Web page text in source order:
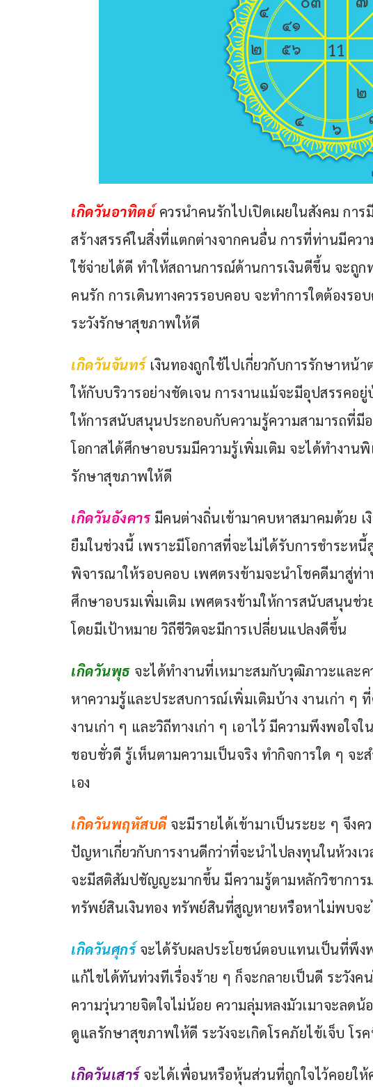
เกิดวันอาทิตย์ ควรนำคนรักไปเปิดเผยในสังคม กา
สร้างสรรค์ในสิ่งที่แตกต่างจากคนอื่น การที่ท่านมีคว
ใช้จ่ายได้ดี ทำให้สถานการณ์ด้านการเงินดีขึ้น จะถู
คนรัก การเดินทางควรรอบคอบ จะทำการใดต้องร
ระวังรักษาสุขภาพให้ดี
เกิดวันจันทร์ เงินทองถูกใช้ไปเกี่ยวกับการรักษาหน้
ให้กับบริวารอย่างชัดเจน การงานแม้จะมีอุปสรรคอ
ให้การสนับสนุนประกอบกับความรู้ความสามารถที่มี
โอกาสได้ศึกษาอบรมมีความรู้เพิ่มเติม จะได้ทำงาน
รักษาสุขภาพให้ดี
เกิดวันอังคาร มีคนต่างถิ่นเข้ามาคบหาสมาคมด้วย
ยืมในช่วงนี้ เพราะมีโอกาสที่จะไม่ได้รับการชำระหนี้
พิจารณาให้รอบคอบ เพศตรงข้ามจะนำโชคดีมาสู่ท่
ศึกษาอบรมเพิ่มเติม เพศตรงข้ามให้การสนับสนุนช่ว
โดยมีเป้าหมาย วิถีชีวิตจะมีการเปลี่ยนแปลงดีขึ้น
เกิดวันพุธ จะได้ทำงานที่เหมาะสมกับวุฒิภาวะและค
หาความรู้และประสบการณ์เพิ่มเติมบ้าง งานเก่า ๆ
งานเก่า ๆ และวิถีทางเก่า ๆ เอาไว้ มีความพึงพอใ
ชอบชั่วดี รู้เห็นตามความเป็นจริง ทำกิจการใด ๆ จ
เอง
เกิดวันพฤหัสบดี จะมีรายได้เข้ามาเป็นระยะ ๆ จึงค
ปัญหาเกี่ยวกับการงานดีกว่าที่จะนำไปลงทุนในห้วง
จะมีสติสัมปชัญญะมากขึ้น มีความรู้ตามหลักวิชาการ
ทรัพย์สินเงินทอง ทรัพย์สินที่สูญหายหรือหาไม่พบจ
เกิดวันศุกร์ จะได้รับผลประโยชน์ตอบแทนเป็นที่พึง
แก้ไขได้ทันท่วงทีเรื่องร้าย ๆ ก็จะกลายเป็นดี ระวังค
ความวุ่นวายจิตใจไม่น้อย ความลุ่มหลงมัวเมาจะลด
ดูแลรักษาสุขภาพให้ดี ระวังจะเกิดโรคภัยไข้เจ็บ โ
เกิดวันเสาร์ จะได้เพื่อนหรือหุ้นส่วนที่ถูกใจไว้คอยใ